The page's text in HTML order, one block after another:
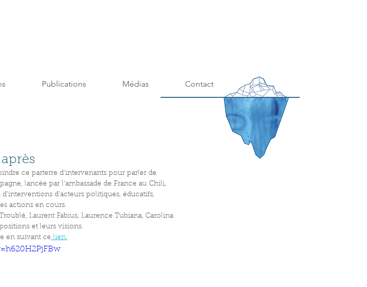
Publications Médias Contact
ce parterre d'intervenants pour parler de
lancée par l'ambassade de France au Chili,
d'acteurs politiques, éducatifs,
actions en cours.
Laurent Fabius, Laurence Tubiana, Carolina
et leurs visions.
en suivant ce lien.